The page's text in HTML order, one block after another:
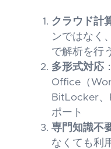
クラウド計
ンではなく
で解析を行
多形式対応
Office（
BitLocker、
ポート
専門知識不
なくても利